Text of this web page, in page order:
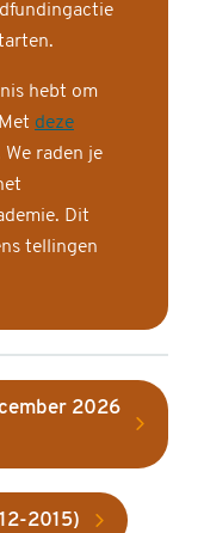
hebt om
deze
raden je
Dit
tellingen
2026
2015)